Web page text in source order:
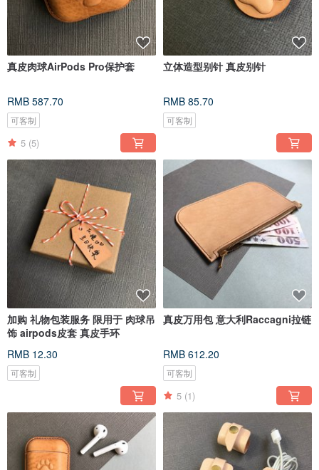
真皮肉球AirPods Pro保护套
RMB 587.70
可客制
5 (5)
立体造型别针 真皮别针
RMB 85.70
可客制
加购 礼物包装服务 限用于 肉球吊
饰 airpods皮套 真皮手环
RMB 12.30
可客制
真皮万用包 意大利Raccagni拉链
RMB 612.20
可客制
5 (1)